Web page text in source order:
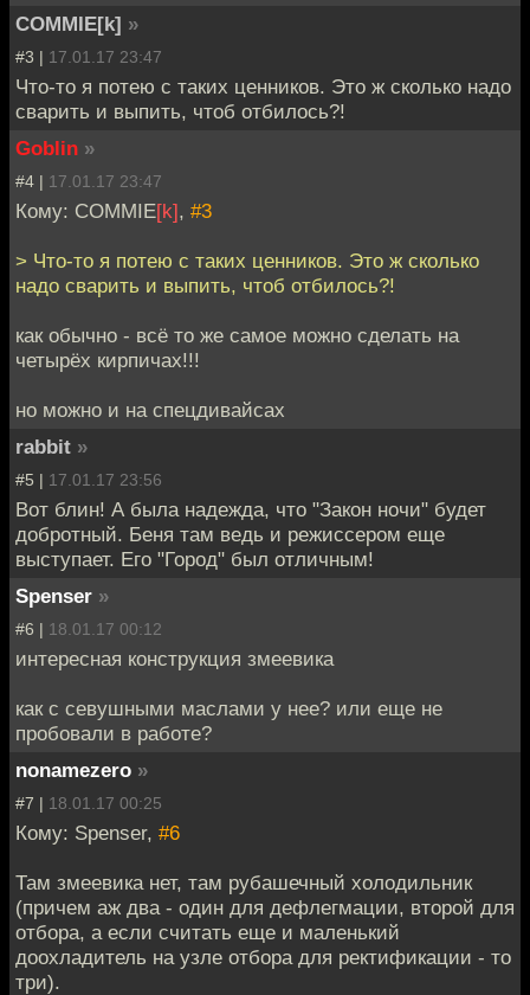
COMMIE[k] »
#3 | 17.01.17 23:47
Что-то я потею с таких ценников. Это ж сколько надо
сварить и выпить, чтоб отбилось?!
Goblin »
#4 | 17.01.17 23:47
Кому: COMMIE[k], #3
> Что-то я потею с таких ценников. Это ж сколько
надо сварить и выпить, чтоб отбилось?!
как обычно - всё то же самое можно сделать на
четырёх кирпичах!!!
но можно и на спецдивайсах
rabbit »
#5 | 17.01.17 23:56
Вот блин! А была надежда, что "Закон ночи" будет
добротный. Беня там ведь и режиссером еще
выступает. Его "Город" был отличным!
Spenser »
#6 | 18.01.17 00:12
интересная конструкция змеевика
как с севушными маслами у нее? или еще не
пробовали в работе?
nonamezero »
#7 | 18.01.17 00:25
Кому: Spenser, #6
Там змеевика нет, там рубашечный холодильник
(причем аж два - один для дефлегмации, второй для
отбора, а если считать еще и маленький
доохладитель на узле отбора для ректификации - то
три).